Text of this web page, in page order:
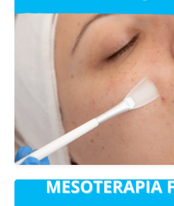
Es un procedimiento
aplican diferentes
sobre la piel. El proceso
regeneración celular,
textura, tono y apariencia
Existen diferentes tipos
dependiendo de nuestro